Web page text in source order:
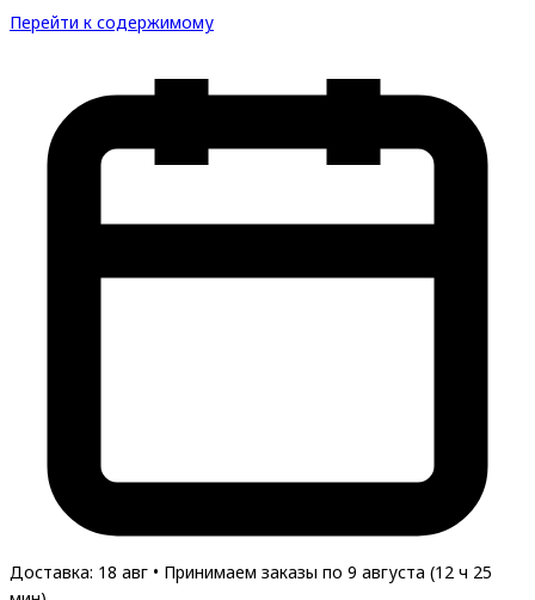
Перейти к содержимому
Доставка: 18 авг • Принимаем заказы по 9 августа (12 ч 25